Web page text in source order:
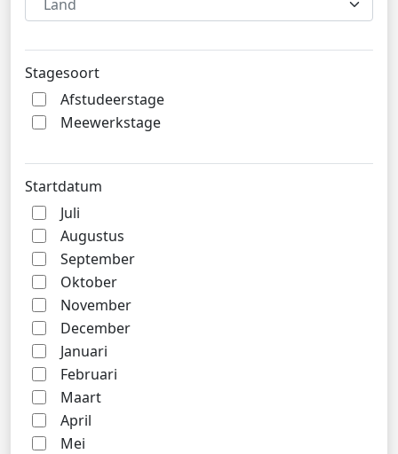
Land
Stagesoort
Afstudeerstage
Meewerkstage
Startdatum
Juli
Augustus
September
Oktober
November
December
Januari
Februari
Maart
April
Mei